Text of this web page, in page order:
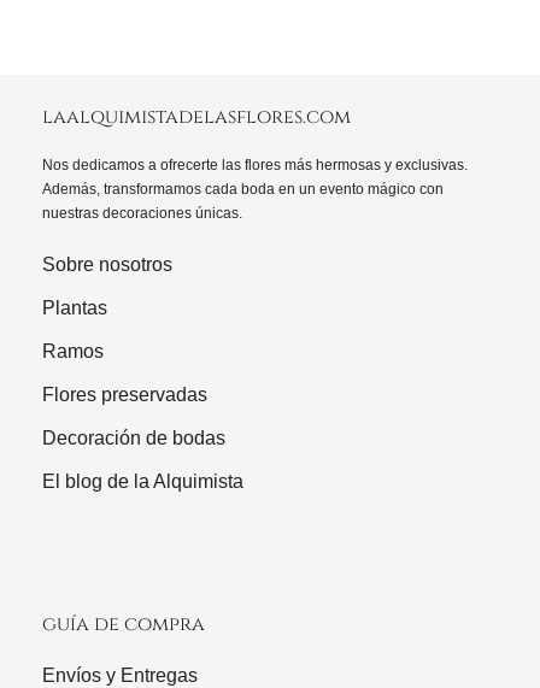
laalquimistadelasflores.com
Nos dedicamos a ofrecerte las flores más hermosas y exclusivas.
Además, transformamos cada boda en un evento mágico con
nuestras decoraciones únicas.
Sobre nosotros
Plantas
Ramos
Flores preservadas
Decoración de bodas
El blog de la Alquimista
guía de compra
Envíos y Entregas